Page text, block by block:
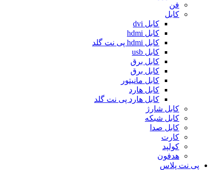
فن
کابل
کابل dvi
کابل hdmi
کابل hdmi پی نت گلد
کابل usb
کابل برق
کابل برق
کابل مانیتور
کابل هارد
کابل هارد پی نت گلد
کابل شارژ
کابل شبکه
کابل صدا
کارت
کولپد
هدفون
پی نت پلاس